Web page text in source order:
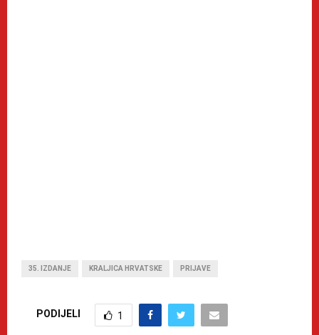
35. IZDANJE KRALJICA HRVATSKE PRIJAVE
PODIJELI 1